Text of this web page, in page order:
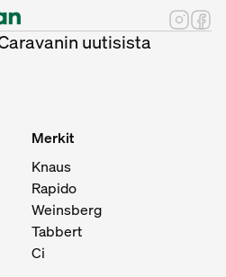
uutisista
Merkit
Knaus
Rapido
Weinsberg
Tabbert
Ci